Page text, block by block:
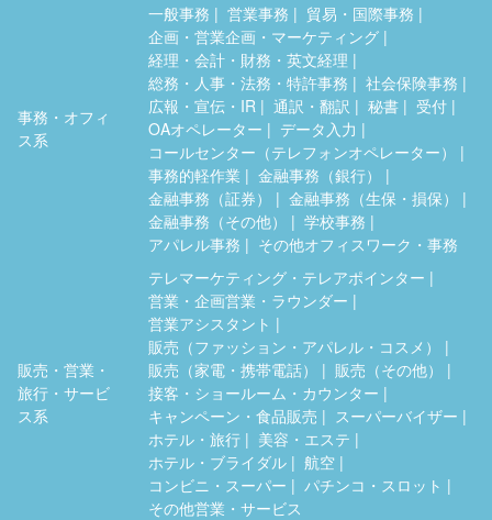
事務・オフィ
ス系
一般事務 営業事務
貿易・国際事務
企画・営業企画・マーケティング
経理・会計・財務・英文経理
総務・人事・法務・特許事務
社会保険事務
広報・宣伝・IR
通訳・翻訳 秘書
受付
OAオペレーター
データ入力
コールセンター（テレフォンオペレーター）
事務的軽作業
金融事務（銀行）
金融事務（証券）
金融事務（生保・損保）
金融事務（その他）
学校事務
アパレル事務
その他オフィスワーク・事務
販売・営業・
旅行・サービ
ス系
テレマーケティング・テレアポインター
営業・企画営業・ラウンダー
営業アシスタント
販売（ファッション・アパレル・コスメ）
販売（家電・携帯電話）
販売（その他）
接客・ショールーム・カウンター
キャンペーン・食品販売
スーパーバイザー
ホテル・旅行
美容・エステ
ホテル・ブライダル
航空
コンビニ・スーパー
パチンコ・スロット
その他営業・サービス